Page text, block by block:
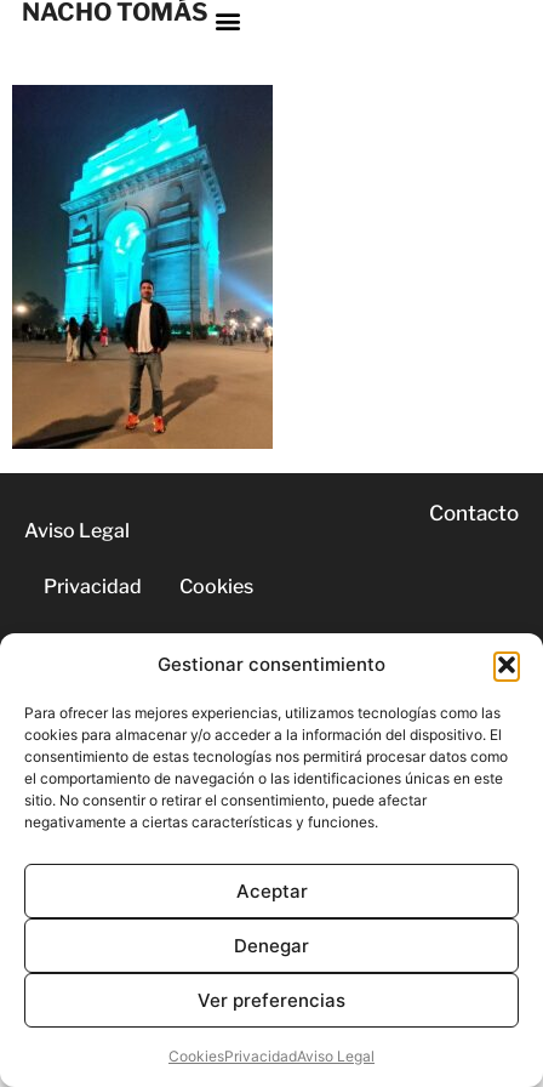
Gestionar consentimiento
Para ofrecer las mejores experiencias, utilizamos tecnologías como las
cookies para almacenar y/o acceder a la información del dispositivo. El
consentimiento de estas tecnologías nos permitirá procesar datos como
el comportamiento de navegación o las identificaciones únicas en este
sitio. No consentir o retirar el consentimiento, puede afectar
negativamente a ciertas características y funciones.
Aceptar
Denegar
Ver preferencias
CookiesPrivacidadAviso Legal
NACHO TOMÁS
Aviso Legal
Privacidad Cookies
Contacto
© 2026 | Todos los derechos